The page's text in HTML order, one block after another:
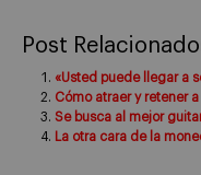
Post
«Usted puede llegar a
Cómo atraer y retener
Se busca al mejor
La otra cara de la